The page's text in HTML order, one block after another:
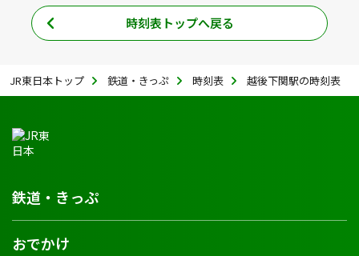
時刻表トップへ戻る
JR東日本トップ 鉄道・きっぷ 時刻表 越後下関駅の時刻表
鉄道・きっぷ
おでかけ